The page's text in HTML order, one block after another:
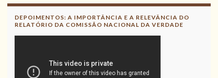
DEPOIMENTOS: A IMPORTÂNCIA E A RELEVÂNCIA DO
RELATÓRIO DA COMISSÃO NACIONAL DA VERDADE